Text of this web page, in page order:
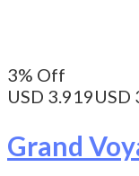
3% Off
USD 3.919USD
Grand